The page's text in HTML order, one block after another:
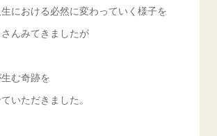
における必然に変わっていく様子を
んみてきましたが
む奇跡を
いただきました。